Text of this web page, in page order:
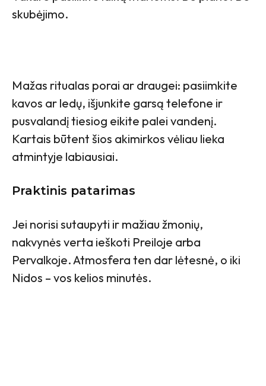
skubėjimo.
Mažas ritualas porai ar draugei: pasiimkite
kavos ar ledų, išjunkite garsą telefone ir
pusvalandį tiesiog eikite palei vandenį.
Kartais būtent šios akimirkos vėliau lieka
atmintyje labiausiai.
Praktinis patarimas
Jei norisi sutaupyti ir mažiau žmonių,
nakvynės verta ieškoti Preiloje arba
Pervalkoje. Atmosfera ten dar lėtesnė, o iki
Nidos – vos kelios minutės.